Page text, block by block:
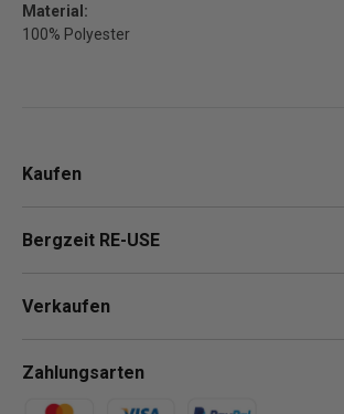
Material:
100% Polyester
Kaufen
Bergzeit RE-USE
Verkaufen
Zahlungsarten
Zahlungsmethoden